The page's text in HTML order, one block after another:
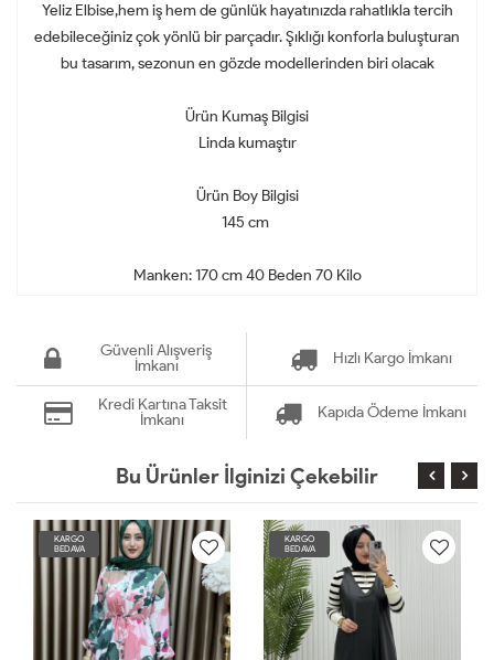
Yeliz Elbise,hem iş hem de günlük hayatınızda rahatlıkla tercih
edebileceğiniz çok yönlü bir parçadır. Şıklığı konforla buluşturan
bu tasarım, sezonun en gözde modellerinden biri olacak
Ürün Kumaş Bilgisi
Linda kumaştır
Ürün Boy Bilgisi
145 cm
Manken: 170 cm 40 Beden 70 Kilo
Güvenli Alışveriş
İmkanı
Hızlı Kargo İmkanı
Kredi Kartına Taksit
İmkanı
Kapıda Ödeme İmkanı
Bu Ürünler İlginizi Çekebilir
KARGO
BEDAVA
KARGO
BEDAVA